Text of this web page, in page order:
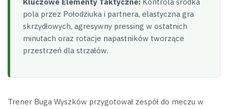
pola przez Połodziuka i partnera, elastyczna gra
skrzydłowych, agresywny pressing w ostatnich
minutach oraz rotacje napastników tworzące
przestrzeń dla strzałów.
Trener Buga Wyszków przygotował zespół do meczu w